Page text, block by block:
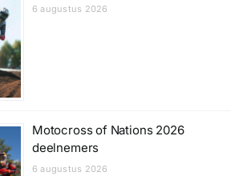
6 augustus 2026
Motocross of Nations 2026
deelnemers
6 augustus 2026